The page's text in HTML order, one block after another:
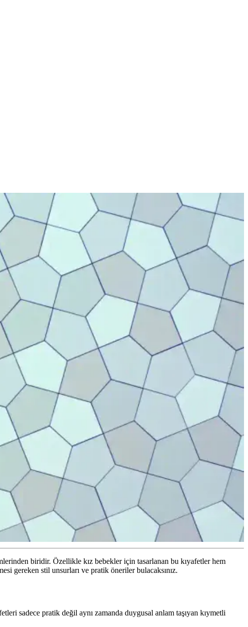
biridir. Özellikle kız bebekler için tasarlanan bu kıyafetler hem
gereken stil unsurları ve pratik öneriler bulacaksınız.
sadece pratik değil aynı zamanda duygusal anlam taşıyan kıymetli